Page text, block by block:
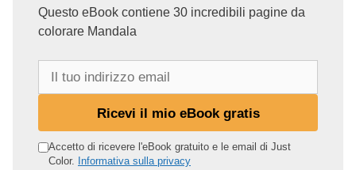
Questo eBook contiene 30 incredibili pagine da
colorare Mandala
o
Ricevi il mio eBook gratis
Accetto di ricevere l'eBook gratuito e le email di Just
Color.
Informativa sulla privacy